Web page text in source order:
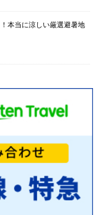
本当に涼しい厳選避暑地